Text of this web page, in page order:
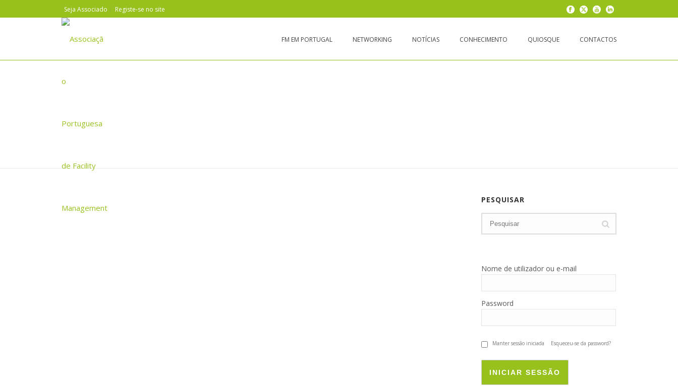
Seja Associado Registe-se no site
FM EM PORTUGAL NETWORKING NOTÍCIAS CONHECIMENTO QUIOSQUE CONTACTOS
PESQUISAR
Nome de utilizador ou e-mail
Password
Manter sessão iniciada Esqueceu-se da password?
INICIAR SESSÃO